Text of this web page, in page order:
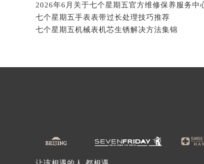
河北省保定市竞秀区朝阳北大
内蒙古自治区阿拉善盟市左旗
内蒙古自治区巴彦淖尔市临河
内蒙古自治区呼伦贝尔市海拉
内蒙古自治区通辽市科尔沁区
内蒙古自治区乌海市海勃湾区
内蒙古自治区乌兰察布市集宁
内蒙古自治区锡林郭勒盟市锡
内蒙古自治区兴安盟市乌兰浩
七个星期五手表表带过长处理技巧推荐
七个星期五机械表机芯生锈解决方法集锦